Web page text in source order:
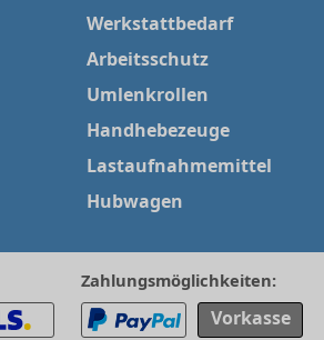
Werkstattbedarf
Arbeitsschutz
Umlenkrollen
Handhebezeuge
Lastaufnahmemittel
Hubwagen
Zahlungsmöglichkeiten:
Vorkasse